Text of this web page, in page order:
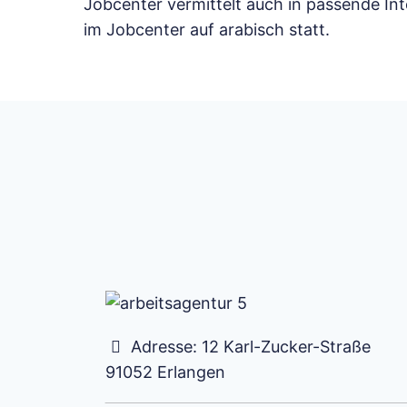
Jobcenter vermittelt auch in passende
im Jobcenter auf arabisch statt.
Adresse: 12 Karl-Zucker-Straße
91052 Erlangen